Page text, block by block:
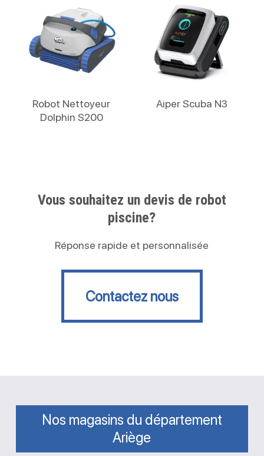
Robot Nettoyeur
Dolphin S200
Aiper Scuba N3
Vous souhaitez un devis de robot
piscine?
Réponse rapide et personnalisée
Contactez nous
Contactez nous
Nos magasins du département
Ariège